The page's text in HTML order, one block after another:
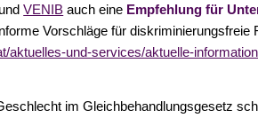
VENIB auch eine Empfehlung für
Vorschläge für diskriminierungsfreie
aktuelles-und-services/aktuelle-
im Gleichbehandlungsgesetz